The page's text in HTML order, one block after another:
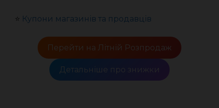
⭐️ Купони магазинів та продавців
Перейти на Літній Розпродаж
Детальніше про знижки